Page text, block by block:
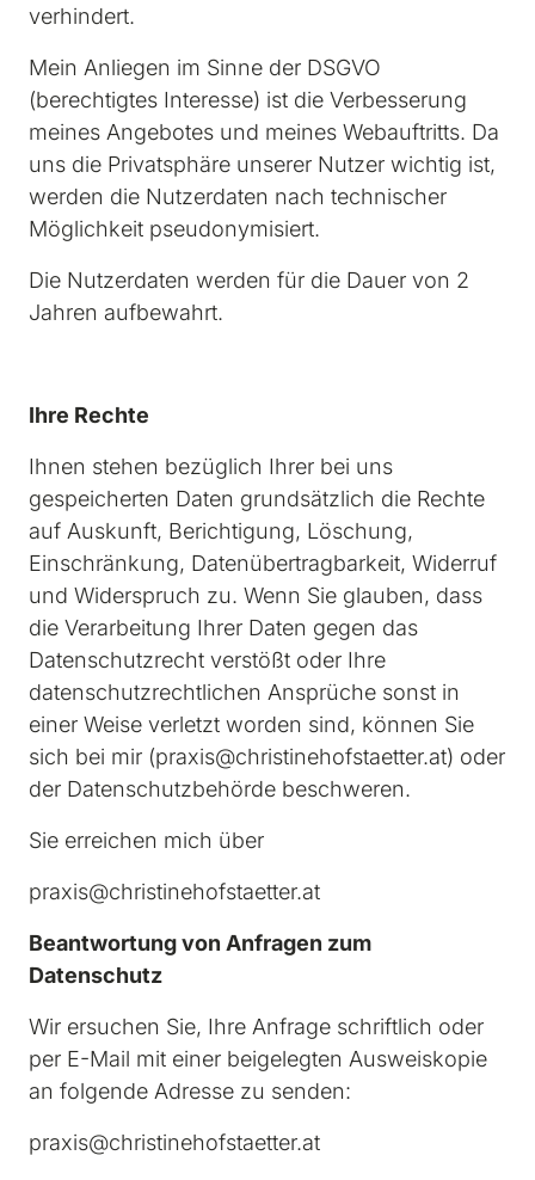
verhindert.
Mein Anliegen im Sinne der DSGVO
(berechtigtes Interesse) ist die Verbesserung
meines Angebotes und meines Webauftritts. Da
uns die Privatsphäre unserer Nutzer wichtig ist,
werden die Nutzerdaten nach technischer
Möglichkeit pseudonymisiert.
Die Nutzerdaten werden für die Dauer von 2
Jahren aufbewahrt.
Ihre Rechte
Ihnen stehen bezüglich Ihrer bei uns
gespeicherten Daten grundsätzlich die Rechte
auf Auskunft, Berichtigung, Löschung,
Einschränkung, Datenübertragbarkeit, Widerruf
und Widerspruch zu. Wenn Sie glauben, dass
die Verarbeitung Ihrer Daten gegen das
Datenschutzrecht verstößt oder Ihre
datenschutzrechtlichen Ansprüche sonst in
einer Weise verletzt worden sind, können Sie
sich bei mir (praxis@christinehofstaetter.at) oder
der Datenschutzbehörde beschweren.
Sie erreichen mich über
praxis@christinehofstaetter.at
Beantwortung von Anfragen zum
Datenschutz
Wir ersuchen Sie, Ihre Anfrage schriftlich oder
per E-Mail mit einer beigelegten Ausweiskopie
an folgende Adresse zu senden:
praxis@christinehofstaetter.at